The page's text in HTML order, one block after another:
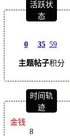
活跃状
态
0
主题
35
帖子
59
积分
时间轨
迹
金钱
8